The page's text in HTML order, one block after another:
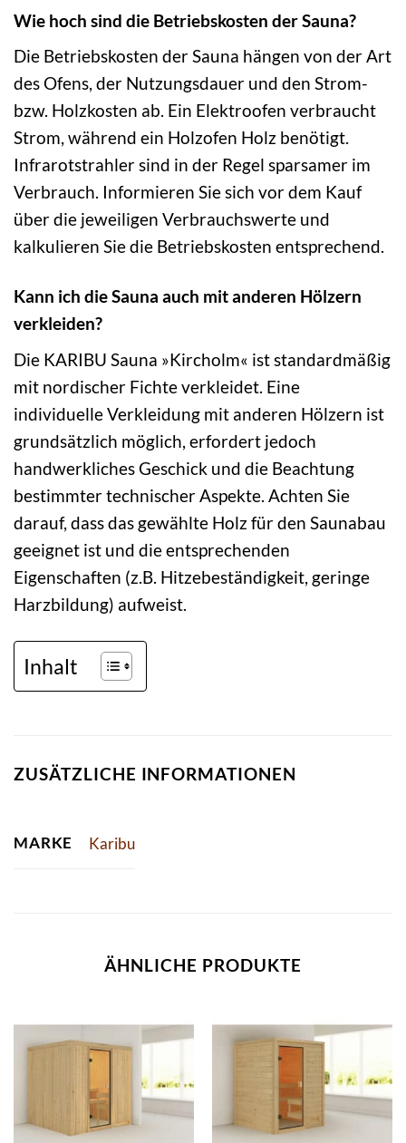
Wie hoch sind die Betriebskosten der Sauna?
Die Betriebskosten der Sauna hängen von der Art
des Ofens, der Nutzungsdauer und den Strom-
bzw. Holzkosten ab. Ein Elektroofen verbraucht
Strom, während ein Holzofen Holz benötigt.
Infrarotstrahler sind in der Regel sparsamer im
Verbrauch. Informieren Sie sich vor dem Kauf
über die jeweiligen Verbrauchswerte und
kalkulieren Sie die Betriebskosten entsprechend.
Kann ich die Sauna auch mit anderen Hölzern
verkleiden?
Die KARIBU Sauna »Kircholm« ist standardmäßig
mit nordischer Fichte verkleidet. Eine
individuelle Verkleidung mit anderen Hölzern ist
grundsätzlich möglich, erfordert jedoch
handwerkliches Geschick und die Beachtung
bestimmter technischer Aspekte. Achten Sie
darauf, dass das gewählte Holz für den Saunabau
geeignet ist und die entsprechenden
Eigenschaften (z.B. Hitzebeständigkeit, geringe
Harzbildung) aufweist.
Inhalt
ZUSÄTZLICHE INFORMATIONEN
MARKE Karibu
ÄHNLICHE PRODUKTE